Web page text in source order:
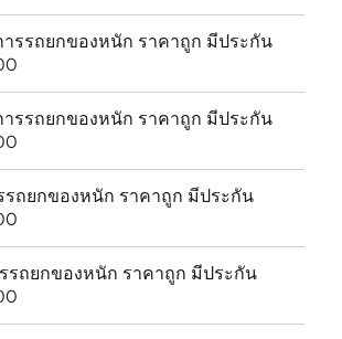
ารรถยกของหนัก ราคาถูก มีประกัน
ารรถยกของหนัก ราคาถูก มีประกัน
รถยกของหนัก ราคาถูก มีประกัน
รรถยกของหนัก ราคาถูก มีประกัน